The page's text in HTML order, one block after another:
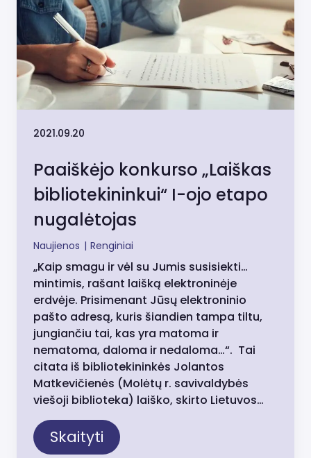
2021.09.20
Paaiškėjo konkurso „Laiškas
bibliotekininkui“ I-ojo etapo
nugalėtojas
Naujienos | Renginiai
„Kaip smagu ir vėl su Jumis susisiekti…
mintimis, rašant laišką elektroninėje
erdvėje. Prisimenant Jūsų elektroninio
pašto adresą, kuris šiandien tampa tiltu,
jungiančiu tai, kas yra matoma ir
nematoma, daloma ir nedaloma…“. Tai
citata iš bibliotekininkės Jolantos
Matkevičienės (Molėtų r. savivaldybės
viešoji biblioteka) laiško, skirto Lietuvos…
Skaityti